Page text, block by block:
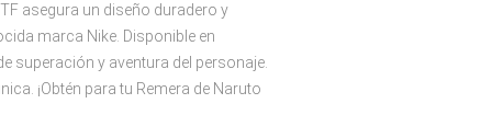
asegura un diseño duradero y
marca Nike. Disponible en
superación y aventura del personaje.
¡Obtén para tu Remera de Naruto